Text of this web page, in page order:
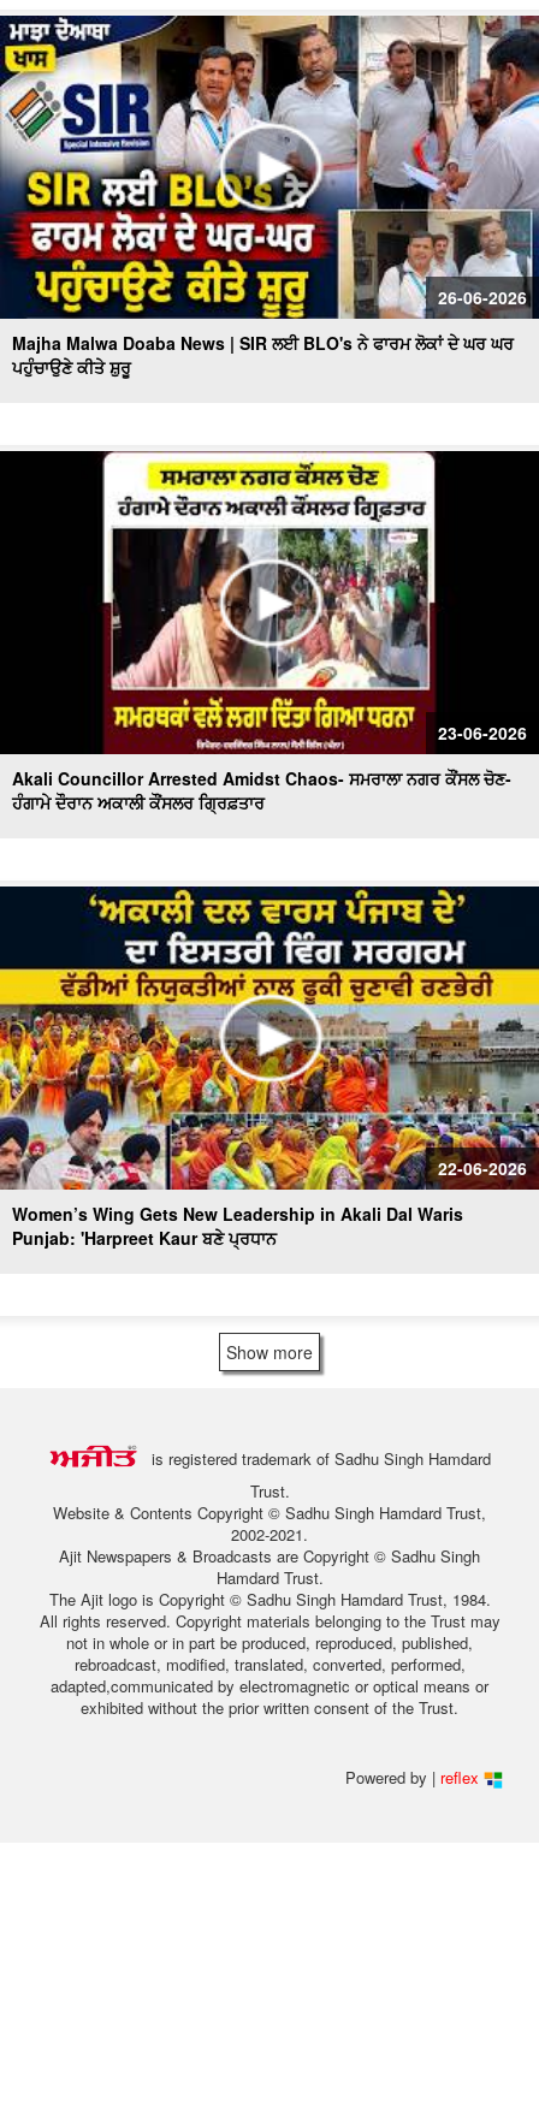
26-06-2026
Majha Malwa Doaba News | SIR ਲਈ BLO's ਨੇ ਫਾਰਮ ਲੋਕਾਂ ਦੇ ਘਰ ਘਰ
ਪਹੁੰਚਾਉਣੇ ਕੀਤੇ ਸ਼ੁਰੂ
23-06-2026
Akali Councillor Arrested Amidst Chaos- ਸਮਰਾਲਾ ਨਗਰ ਕੌਂਸਲ ਚੋਣ-
ਹੰਗਾਮੇ ਦੌਰਾਨ ਅਕਾਲੀ ਕੌਂਸਲਰ ਗ੍ਰਿਫ਼ਤਾਰ
22-06-2026
Women’s Wing Gets New Leadership in Akali Dal Waris
Punjab: 'Harpreet Kaur ਬਣੇ ਪ੍ਰਧਾਨ
Show more
is registered trademark of Sadhu Singh Hamdard
Trust.
Website & Contents Copyright © Sadhu Singh Hamdard Trust,
2002-2021.
Ajit Newspapers & Broadcasts are Copyright © Sadhu Singh
Hamdard Trust.
The Ajit logo is Copyright © Sadhu Singh Hamdard Trust, 1984.
All rights reserved. Copyright materials belonging to the Trust may
not in whole or in part be produced, reproduced, published,
rebroadcast, modified, translated, converted, performed,
adapted,communicated by electromagnetic or optical means or
exhibited without the prior written consent of the Trust.
Powered by | reflex